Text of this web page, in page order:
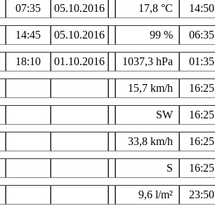
07:35 05.10.2016 17,8 °C 14:50
14:45 05.10.2016 99 % 06:35
18:10 01.10.2016 1037,3 hPa 01:35
15,7 km/h 16:25
SW 16:25
33,8 km/h 16:25
S 16:25
9,6 l/m² 23:50